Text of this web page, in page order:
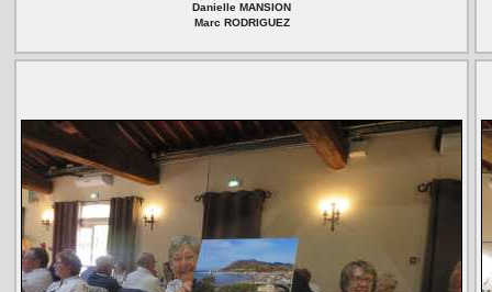
Danielle MANSION
Marc RODRIGUEZ